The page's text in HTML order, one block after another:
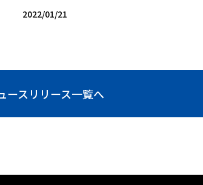
2022/01/21
ースリリース一覧へ